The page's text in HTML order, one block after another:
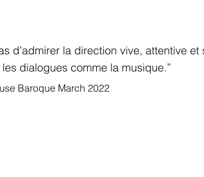
d’admirer la direction vive, attentive
dialogues comme la musique.”
Baroque March 2022